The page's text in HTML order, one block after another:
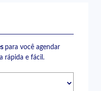
para você agendar
rápida e fácil.